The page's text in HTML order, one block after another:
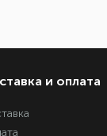
и оплата